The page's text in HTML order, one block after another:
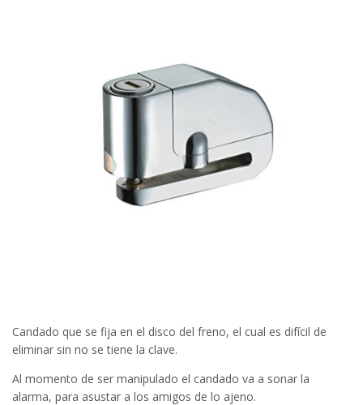
Candado que se fija en el disco del freno, el cual es difícil de
eliminar sin no se tiene la clave.
Al momento de ser manipulado el candado va a sonar la
alarma, para asustar a los amigos de lo ajeno.